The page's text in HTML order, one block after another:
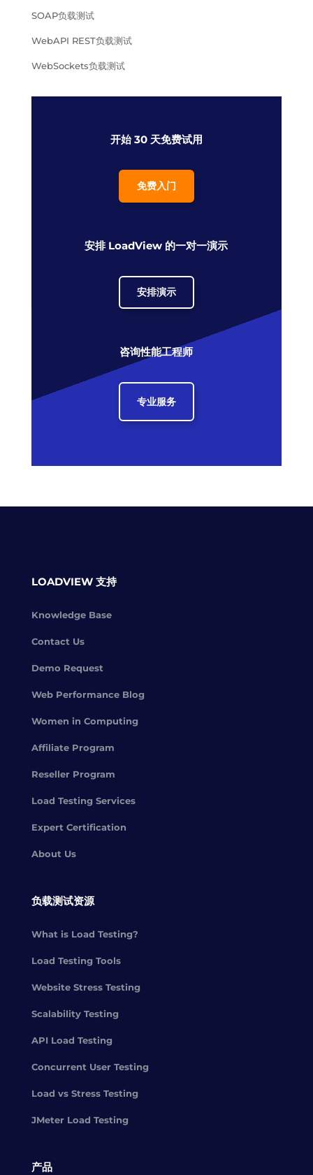
SOAP负载测试
WebAPI REST负载测试
WebSockets负载测试
开始 30 天免费试用
免费入门
安排 LoadView 的一对一演示
安排演示
咨询性能工程师
专业服务
LOADVIEW 支持
Knowledge Base
Contact Us
Demo Request
Web Performance Blog
Women in Computing
Affiliate Program
Reseller Program
Load Testing Services
Expert Certification
About Us
负载测试资源
What is Load Testing?
Load Testing Tools
Website Stress Testing
Scalability Testing
API Load Testing
Concurrent User Testing
Load vs Stress Testing
JMeter Load Testing
产品